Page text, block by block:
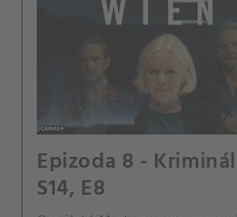
Epizoda 8 -
S14, E8